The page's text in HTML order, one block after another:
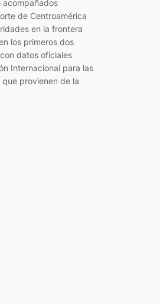
acompañados
de Centroamérica
en la frontera
los primeros dos
datos oficiales
Internacional para las
provienen de la